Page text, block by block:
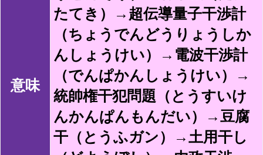
意味
たてき）→超伝導量子干渉計
（ちょうでんどうりょうしか
んしょうけい）→電波干渉計
（でんぱかんしょうけい）→
統帥権干犯問題（とうすいけ
んかんぱんもんだい）→豆腐
干（とうふガン）→土用干し